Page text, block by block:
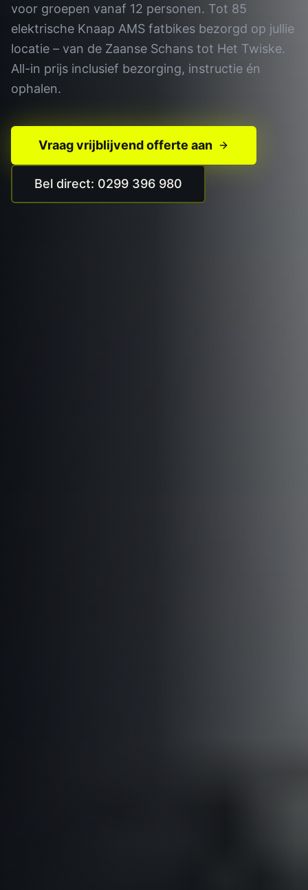
voor groepen vanaf 12 personen. Tot 85
elektrische Knaap AMS fatbikes bezorgd op jullie
locatie – van de Zaanse Schans tot Het Twiske.
All-in prijs inclusief bezorging, instructie én
ophalen.
Vraag vrijblijvend offerte aan
Bel direct: 0299 396 980